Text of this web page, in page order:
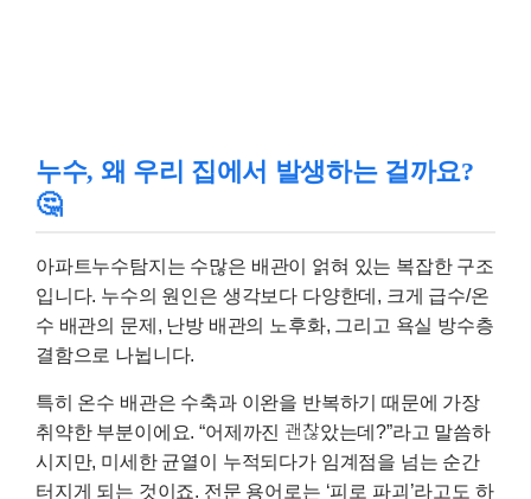
누수, 왜 우리 집에서 발생하는 걸까요?
🤔
아파트누수탐지는 수많은 배관이 얽혀 있는 복잡한 구조
입니다. 누수의 원인은 생각보다 다양한데, 크게 급수/온
수 배관의 문제, 난방 배관의 노후화, 그리고 욕실 방수층
결함으로 나뉩니다.
특히 온수 배관은 수축과 이완을 반복하기 때문에 가장
취약한 부분이에요. “어제까진 괜찮았는데?”라고 말씀하
시지만, 미세한 균열이 누적되다가 임계점을 넘는 순간
터지게 되는 것이죠. 전문 용어로는 ‘피로 파괴’라고도 하